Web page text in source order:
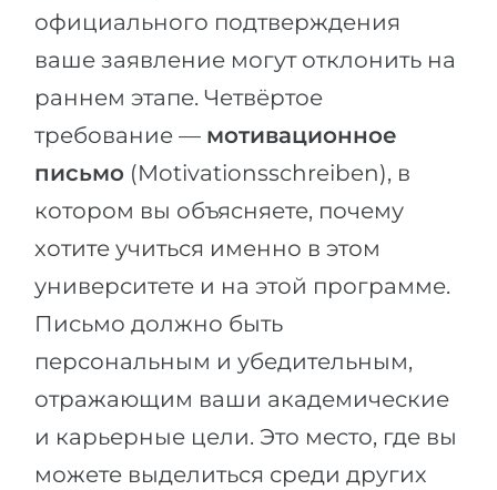
официального подтверждения
ваше заявление могут отклонить на
раннем этапе. Четвёртое
требование — мотивационное
письмо (Motivationsschreiben), в
котором вы объясняете, почему
хотите учиться именно в этом
университете и на этой программе.
Письмо должно быть
персональным и убедительным,
отражающим ваши академические
и карьерные цели. Это место, где вы
можете выделиться среди других